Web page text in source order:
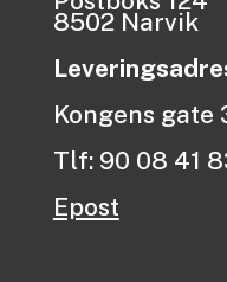
8502 Narvik
Kongens gate
Tlf: 90 08 41
Epost